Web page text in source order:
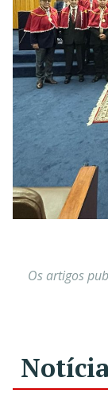
Os artigos